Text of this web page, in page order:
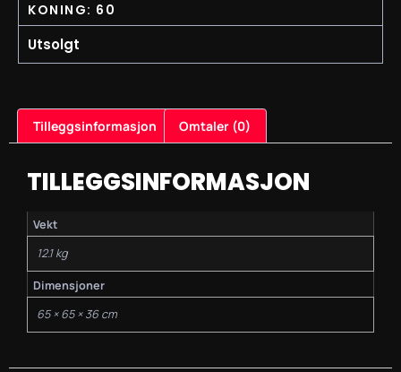
KONING: 60
Utsolgt
Tilleggsinformasjon Omtaler (0)
TILLEGGSINFORMASJON
Vekt
12.1 kg
Dimensjoner
65 × 65 × 36 cm